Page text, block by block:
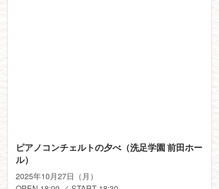
ピアノコンチェルトの夕べ（洗足学園 前田ホー
ル）
2025年10月27日（月）